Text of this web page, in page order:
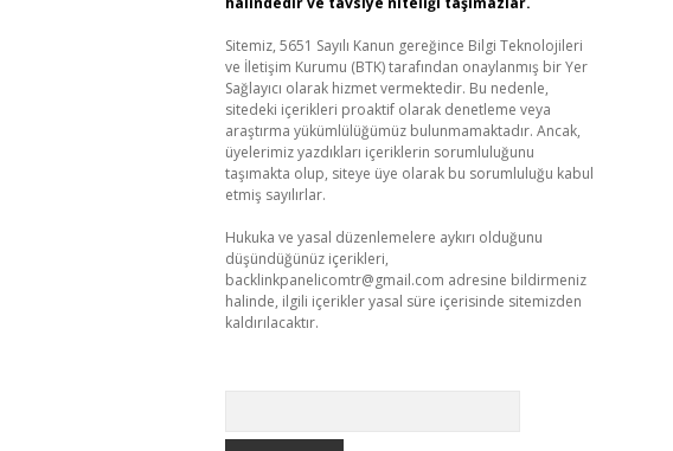
Sitemiz, 5651 Sayılı Kanun gereğince Bilgi Teknolojileri
ve İletişim Kurumu (BTK) tarafından onaylanmış bir Yer
Sağlayıcı olarak hizmet vermektedir. Bu nedenle,
sitedeki içerikleri proaktif olarak denetleme veya
araştırma yükümlülüğümüz bulunmamaktadır. Ancak,
üyelerimiz yazdıkları içeriklerin sorumluluğunu
taşımakta olup, siteye üye olarak bu sorumluluğu kabul
etmiş sayılırlar.
Hukuka ve yasal düzenlemelere aykırı olduğunu
düşündüğünüz içerikleri,
backlinkpanelicomtr@gmail.com adresine bildirmeniz
halinde, ilgili içerikler yasal süre içerisinde sitemizden
kaldırılacaktır.